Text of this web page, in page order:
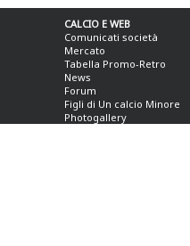
CALCIO E WEB
Comunicati società
Mercato
Tabella Promo-Retro
News
Forum
Figli di Un calcio Minore
Photogallery